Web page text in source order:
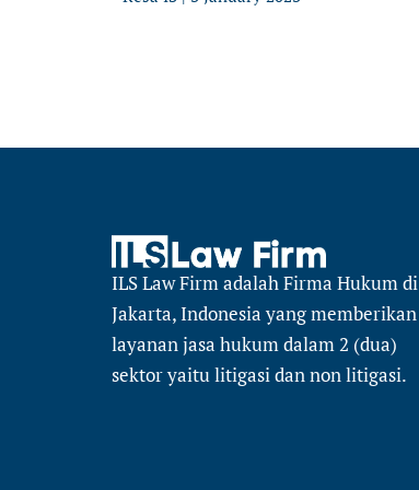
ILS Law Firmadalah Firma Hukum di
Jakarta, Indonesia yang memberikan
layanan jasa hukum dalam 2 (dua)
sektoryaitulitigasi dan non litigasi.